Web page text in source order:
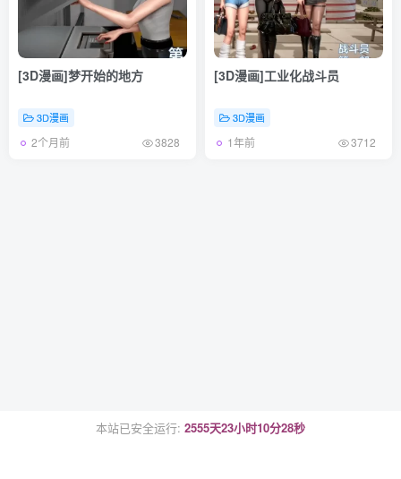
[3D漫画]梦开始的地方
3D漫画
2个月前 3828
[3D漫画]工业化战斗员
3D漫画
1年前 3712
本站已安全运行: 2555天23小时10分28秒